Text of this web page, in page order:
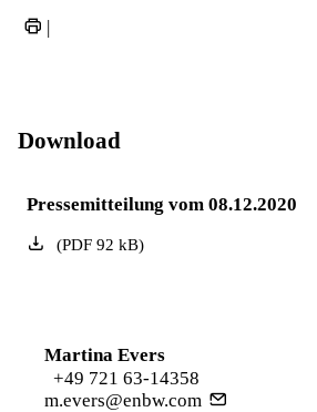
|
Download
Pressemitteilung vom 08.12.2020
(PDF92 kB)
Martina Evers
+49 721 63-14358
m.evers@enbw.com